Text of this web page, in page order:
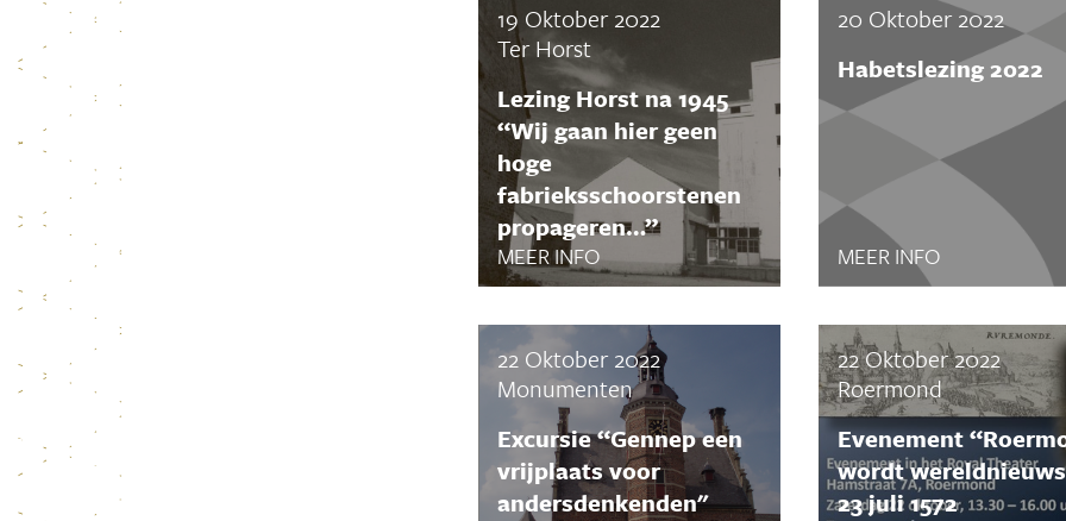
19 Oktober 2022
Ter Horst
Lezing Horst na 1945
“Wij gaan hier geen
hoge
fabrieksschoorstenen
propageren…”
MEER INFO
20 Oktober 2022
Habetslezing 2022
MEER INFO
22 Oktober 2022
Monumenten
Excursie “Gennep een
vrijplaats voor
andersdenkenden"
22 Oktober 2022
Roermond
Evenement
wordt
23 juli 1572